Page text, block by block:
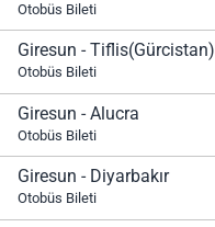
Otobüs Bileti
Giresun - Tiflis(Gürcistan)
Otobüs Bileti
Giresun - Alucra
Otobüs Bileti
Giresun - Diyarbakır
Otobüs Bileti